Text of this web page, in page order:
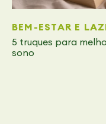
5 truques para
sono
BEM-ESTAR E